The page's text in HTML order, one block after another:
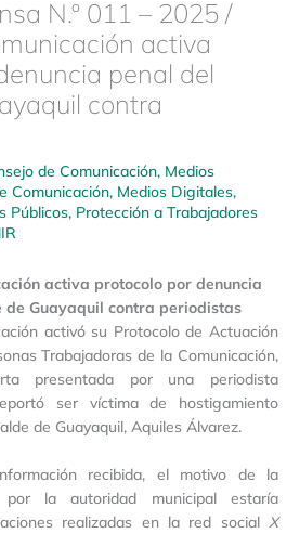
N.º 011 – 2025 /
activa
penal del
contra
de Comunicación, Medios
Comunicación, Medios Digitales,
Públicos, Protección a Trabajadores
activa protocolo por denuncia
de Guayaquil contra periodistas
activó su Protocolo de Actuación
Trabajadoras de la Comunicación,
presentada por una periodista
ser víctima de hostigamiento
de Guayaquil, Aquiles Álvarez.
recibida, el motivo de la
por la autoridad municipal estaría
realizadas en la red social X